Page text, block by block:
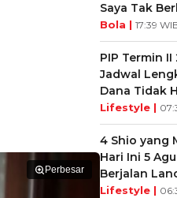
Perbesar
Saya Tak
Bola | 17:39
PIP Termin
Jadwal
Dana Tidak
Lifestyle |
4 Shio yang
Hari Ini 5
Berjalan
Lifestyle |